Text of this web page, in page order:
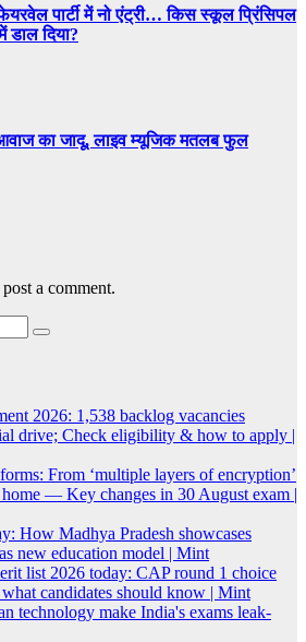
पार्टी में नो एंट्री… किस स्‍कूल प्र‍िंसिपल
दिया?
का जादू, लाइव म्यूजिक मतलब फुल
a comment.
2026: 1,538 backlog vacancies
drive; Check eligibility & how to apply |
From ‘multiple layers of encryption’
home — Key changes in 30 August exam |
How Madhya Pradesh showcases
new education model | Mint
list 2026 today: CAP round 1 choice
candidates should know | Mint
technology make India's exams leak-